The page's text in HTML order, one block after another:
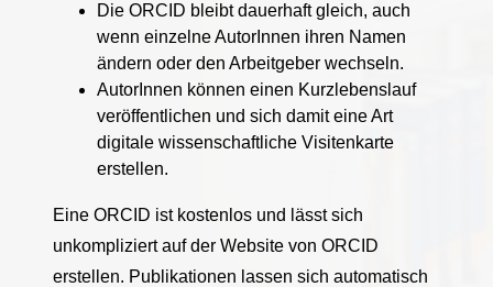
Die ORCID bleibt dauerhaft gleich, auch
wenn einzelne AutorInnen ihren Namen
ändern oder den Arbeitgeber wechseln.
AutorInnen können einen Kurzlebenslauf
veröffentlichen und sich damit eine Art
digitale wissenschaftliche Visitenkarte
erstellen.
Eine ORCID ist kostenlos und lässt sich
unkompliziert auf der Website von ORCID
erstellen. Publikationen lassen sich automatisch